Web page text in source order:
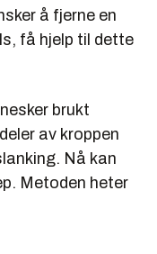
å fjerne en
få hjelp til dette
brukt
av kroppen
Nå kan
Metoden heter